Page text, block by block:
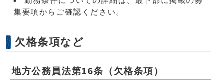
集要項からご確認ください。
欠格条項など
地方公務員法第16条（欠格条項）